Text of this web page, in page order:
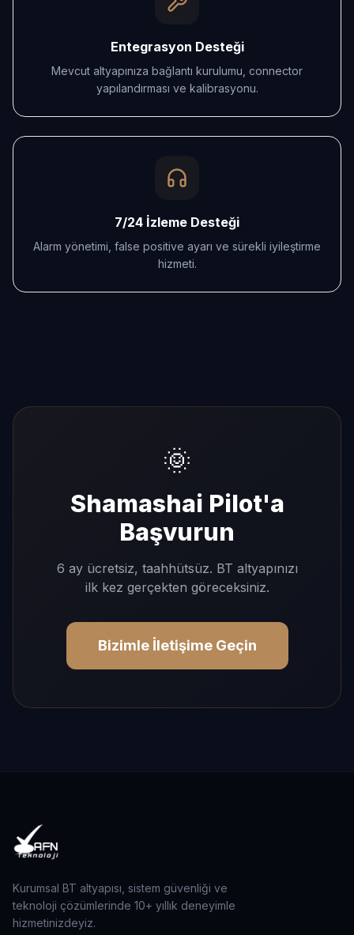
Entegrasyon Desteği
Mevcut altyapınıza bağlantı kurulumu, connector
yapılandırması ve kalibrasyonu.
7/24 İzleme Desteği
Alarm yönetimi, false positive ayarı ve sürekli iyileştirme
hizmeti.
🌞
Shamashai Pilot'a
Başvurun
6 ay ücretsiz, taahhütsüz. BT altyapınızı
ilk kez gerçekten göreceksiniz.
Bizimle İletişime Geçin
Kurumsal BT altyapısı, sistem güvenliği ve
teknoloji çözümlerinde 10+ yıllık deneyimle
hizmetinizdeyiz.